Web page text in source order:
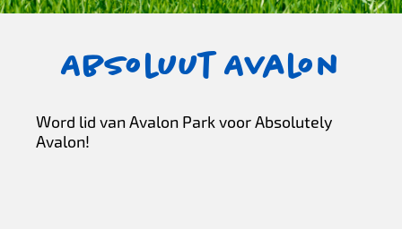
Absoluut Avalon
Word lid van Avalon Park voor Absolutely
Avalon!